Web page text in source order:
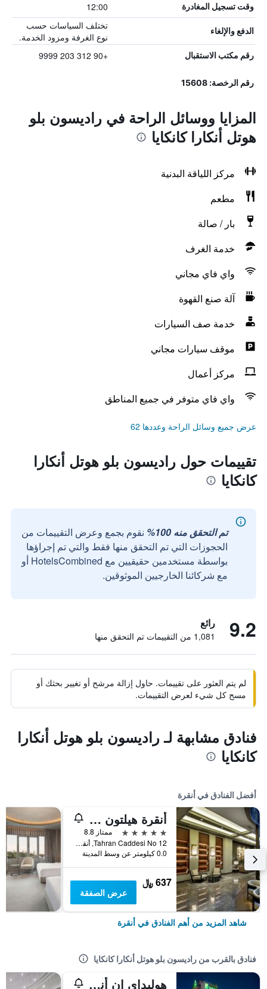
وقت تسجيل المغادرة 12:00
الدفع والإلغاء
تختلف السياسات حسب
نوع الغرفة ومزود الخدمة.
رقم مكتب الاستقبال +90 312 203 9999
رقم الرخصة: 15608
المزايا ووسائل الراحة في راديسون بلو
هوتل أنكارا كانكايا
مركز اللياقة البدنية
مطعم
بار / صالة
خدمة الغرف
واي فاي مجاني
آلة صنع القهوة
خدمة صف السيارات
موقف سيارات مجاني
مركز أعمال
واي فاي متوفر في جميع المناطق
عرض جميع وسائل الراحة وعددها 62
تقييمات حول راديسون بلو هوتل أنكارا
كانكايا
تم التحقق منه 100%
نقوم بجمع وعرض التقييمات من
الحجوزات التي تم التحقق منها فقط والتي تم إجراؤها
بواسطة مستخدمين حقيقيين مع HotelsCombined أو
مع شركائنا الخارجيين الموثوقين.
9.2 رائع
1,081 من التقييمات تم التحقق منها
لم يتم العثور على تقييمات. حاول إزالة مرشح أو تغيير بحثك أو
مسح كل شيء لعرض التقييمات.
فنادق مشابهة لـ راديسون بلو هوتل أنكارا
كانكايا
أفضل الفنادق في أنقرة
أنقرة هيلتون أس أي
5 نجوم
ممتاز 8.8
Tahran Caddesi No 12, أنقرة, تركيا
0.0 كيلومتر عن وسط المدينة
637 ﷼
عرض الصفقة
شاهد المزيد من أهم الفنادق في أنقرة
فنادق بالقرب من راديسون بلو هوتل أنكارا كانكايا
هوليداي إن أنقرة - كوكورامبار